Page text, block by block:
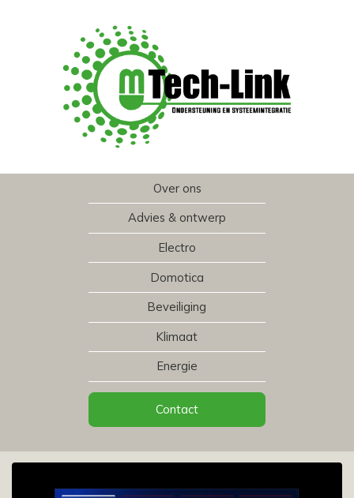
Over ons
Advies & ontwerp
Electro
Domotica
Beveiliging
Klimaat
Energie
Contact